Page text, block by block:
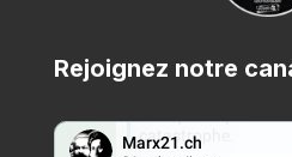
Rejoignez notre